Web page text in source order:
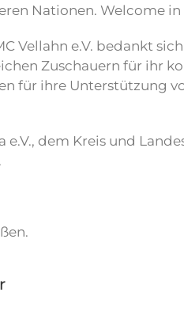
Nationen. Welcome in
Vellahn e.V. bedankt
Zuschauern für ihr
für ihre Unterstützung
e.V., dem Kreis und